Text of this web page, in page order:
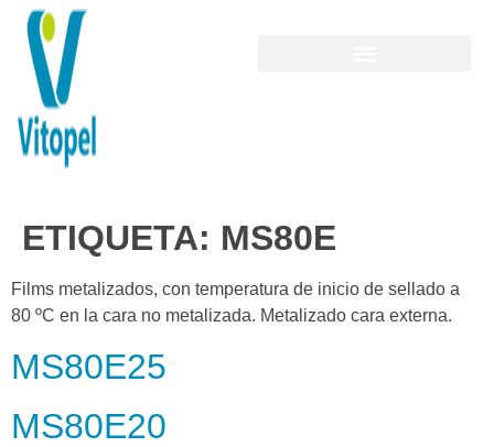
ETIQUETA: MS80E
Films metalizados, con temperatura de inicio de sellado a
80 ºC en la cara no metalizada. Metalizado cara externa.
MS80E25
MS80E20